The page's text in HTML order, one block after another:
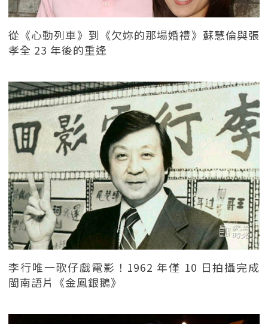
從《心動列車》到《欠妳的那場婚禮》蘇慧倫與張
孝全 23 年後的重逢
李行唯一歌仔戲電影！1962 年僅 10 日拍攝完成
閩南語片《金鳳銀鵝》